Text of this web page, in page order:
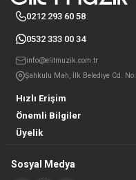
Hızlı Erişim
Önemli Bilgiler
Üyelik
0212 293 60 58
0532 333 00 34
info@elitmuzik.com.tr
Şahkulu Mah, İlk Belediye Cd.
Sosyal Medya